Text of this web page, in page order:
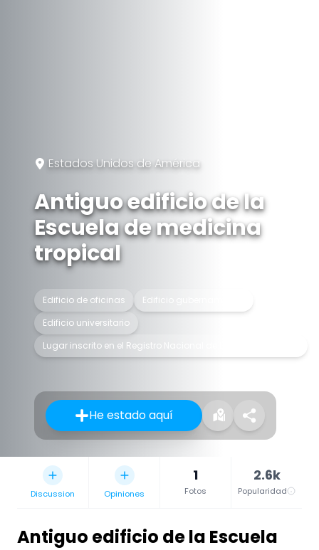
Estados Unidos de América
Antiguo edificio de la
Escuela de medicina
tropical
Edificio de oficinas
Edificio gubernamental
Edificio universitario
Lugar inscrito en el Registro Nacional de Lugares Históricos
He estado aquí
Discussion Opiniones
1
Fotos
2.6k
Popularidad
Antiguo edificio de la Escuela